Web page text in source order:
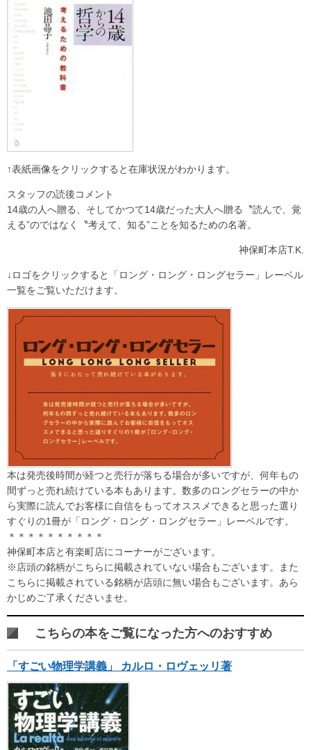
↑表紙画像をクリックすると在庫状況がわかります。
スタッフの読後コメント
14歳の人へ贈る、そしてかつて14歳だった大人へ贈る〝読んで、覚
える”のではなく〝考えて、知る”ことを知るための名著。
神保町本店T.K.
↓ロゴをクリックすると「ロング・ロング・ロングセラー」レーベル
一覧をご覧いただけます。
本は発売後時間が経つと売行が落ちる場合が多いですが、何年もの
間ずっと売れ続けている本もあります。数多のロングセラーの中か
ら実際に読んでお客様に自信をもってオススメできると思った選り
すぐりの1冊が「ロング・ロング・ロングセラー」レーベルです。
＊＊＊＊＊＊＊＊＊＊
神保町本店と有楽町店にコーナーがございます。
※店頭の銘柄がこちらに掲載されていない場合もございます。また
こちらに掲載されている銘柄が店頭に無い場合もございます。あら
かじめご了承くださいませ。
こちらの本をご覧になった方へのおすすめ
「すごい物理学講義」 カルロ・ロヴェッリ著